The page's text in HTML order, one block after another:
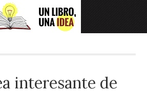
interesante de